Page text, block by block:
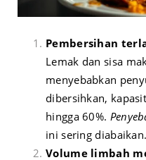
Pembersihan
Lemak dan sisa
menyebabkan
dibersihkan,
hingga 60%.
ini sering diabaikan.
Volume limbah